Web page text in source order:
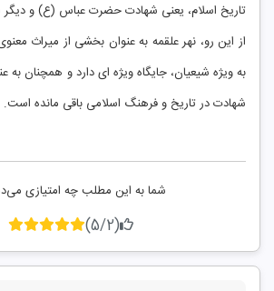
تاریخ اسلام، یعنی شهادت حضرت عباس (ع) و دیگر
از این رو، نهر علقمه به عنوان بخشی از میراث
به ویژه شیعیان، جایگاه ویژه ‌ای دارد و همچنان به
شهادت در تاریخ و فرهنگ اسلامی باقی مانده است.
شما به این مطلب چه امتیازی
(5/2)